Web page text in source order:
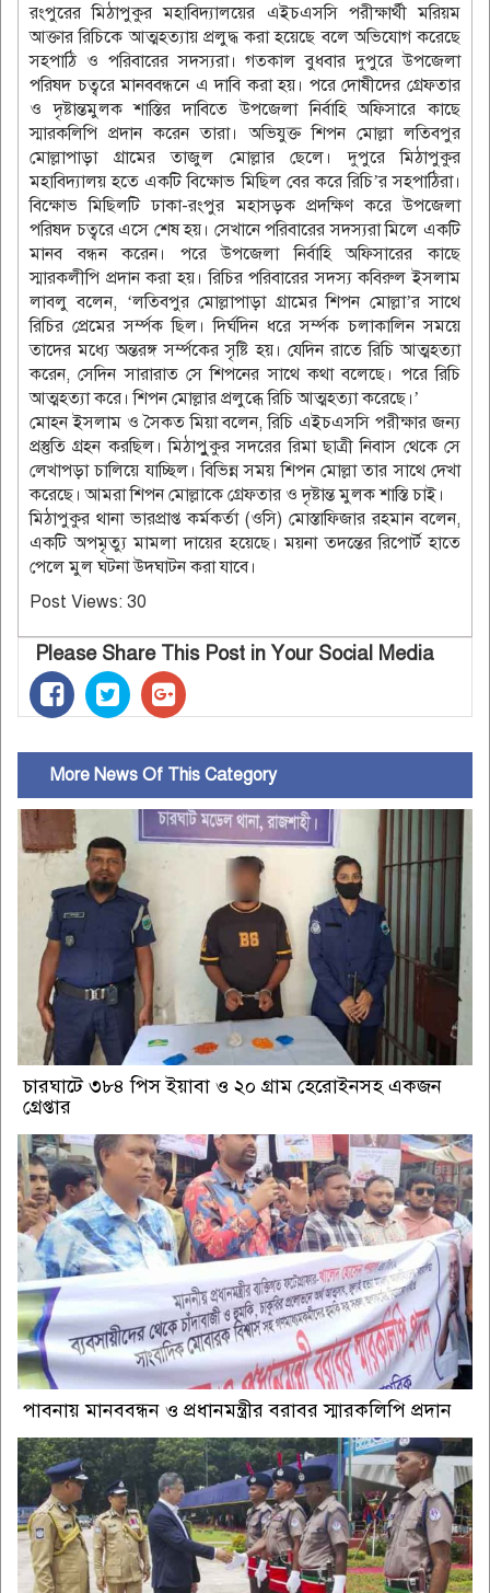
রংপুরের মিঠাপুকুর মহাবিদ্যালয়ের এইচএসসি পরীক্ষার্থী মরিয়ম
আক্তার রিচিকে আত্মহত্যায় প্রলুদ্ধ করা হয়েছে বলে অভিযোগ করেছে
সহপাঠি ও পরিবারের সদস্যরা। গতকাল বুধবার দুপুরে উপজেলা
পরিষদ চত্বরে মানববন্ধনে এ দাবি করা হয়। পরে দোষীদের গ্রেফতার
ও দৃষ্টান্তমুলক শাস্তির দাবিতে উপজেলা নির্বাহি অফিসারে কাছে
স্মারকলিপি প্রদান করেন তারা। অভিযুক্ত শিপন মোল্লা লতিবপুর
মোল্লাপাড়া গ্রামের তাজুল মোল্লার ছেলে। দুপুরে মিঠাপুকুর
মহাবিদ্যালয় হতে একটি বিক্ষোভ মিছিল বের করে রিচি’র সহপাঠিরা।
বিক্ষোভ মিছিলটি ঢাকা-রংপুর মহাসড়ক প্রদক্ষিণ করে উপজেলা
পরিষদ চত্বরে এসে শেষ হয়। সেখানে পরিবারের সদস্যরা মিলে একটি
মানব বন্ধন করেন। পরে উপজেলা নির্বাহি অফিসারের কাছে
স্মারকলীপি প্রদান করা হয়। রিচির পরিবারের সদস্য কবিরুল ইসলাম
লাবলু বলেন, ‘লতিবপুর মোল্লাপাড়া গ্রামের শিপন মোল্লা’র সাথে
রিচির প্রেমের সর্ম্পক ছিল। দির্ঘদিন ধরে সর্ম্পক চলাকালিন সময়ে
তাদের মধ্যে অন্তরঙ্গ সর্ম্পকের সৃষ্টি হয়। যেদিন রাতে রিচি আত্মহত্যা
করেন, সেদিন সারারাত সে শিপনের সাথে কথা বলেছে। পরে রিচি
আত্মহত্যা করে। শিপন মোল্লার প্রলুব্ধে রিচি আত্মহত্যা করেছে।’
মোহন ইসলাম ও সৈকত মিয়া বলেন, রিচি এইচএসসি পরীক্ষার জন্য
প্রস্তুতি গ্রহন করছিল। মিঠাপুুকুর সদরের রিমা ছাত্রী নিবাস থেকে সে
লেখাপড়া চালিয়ে যাচ্ছিল। বিভিন্ন সময় শিপন মোল্লা তার সাথে দেখা
করেছে। আমরা শিপন মোল্লাকে গ্রেফতার ও দৃষ্টান্ত মুলক শাস্তি চাই।
মিঠাপুকুর থানা ভারপ্রাপ্ত কর্মকর্তা (ওসি) মোস্তাফিজার রহমান বলেন,
একটি অপমৃত্যু মামলা দায়ের হয়েছে। ময়না তদন্তের রিপোর্ট হাতে
পেলে মুল ঘটনা উদঘাটন করা যাবে।
Post Views: 30
Please Share This Post in Your Social Media
More News Of This Category
চারঘাটে ৩৮৪ পিস ইয়াবা ও ২০ গ্রাম হেরোইনসহ একজন
গ্রেপ্তার
পাবনায় মানববন্ধন ও প্রধানমন্ত্রীর বরাবর স্মারকলিপি প্রদান